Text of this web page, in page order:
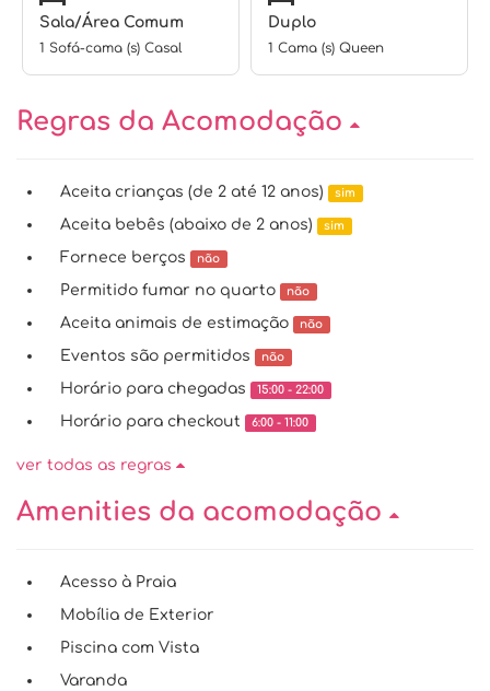
Sala/Área Comum
1 Sofá-cama (s) Casal
Duplo
1 Cama (s) Queen
Regras da Acomodação
Aceita crianças (de 2 até 12 anos) sim
Aceita bebês (abaixo de 2 anos) sim
Fornece berços não
Permitido fumar no quarto não
Aceita animais de estimação não
Eventos são permitidos não
Horário para chegadas 15:00 - 22:00
Horário para checkout 6:00 - 11:00
ver todas as regras
Amenities da acomodação
Acesso à Praia
Mobília de Exterior
Piscina com Vista
Varanda